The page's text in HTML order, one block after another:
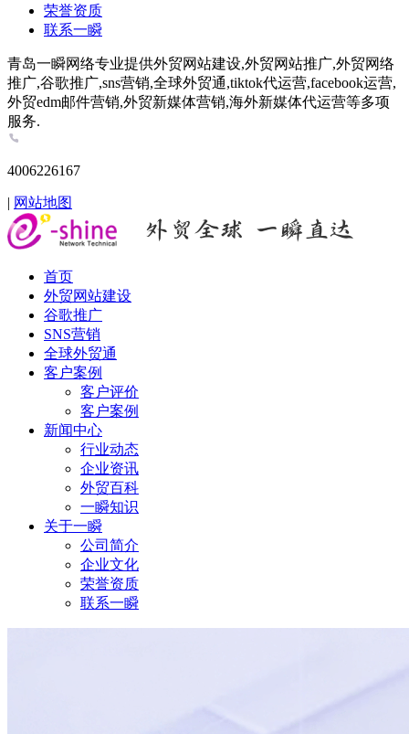
荣誉资质
联系一瞬
青岛一瞬网络专业提供外贸网站建设,外贸网站推广,外贸网络
推广,谷歌推广,sns营销,全球外贸通,tiktok代运营,facebook运营,
外贸edm邮件营销,外贸新媒体营销,海外新媒体代运营等多项
服务.
4006226167
| 网站地图
首页
外贸网站建设
谷歌推广
SNS营销
全球外贸通
客户案例
客户评价
客户案例
新闻中心
行业动态
企业资讯
外贸百科
一瞬知识
关于一瞬
公司简介
企业文化
荣誉资质
联系一瞬